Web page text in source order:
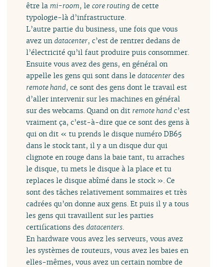
être la mi-room, lecore routing de cette
typologie-là d’infrastructure.
L’autre partie du business, une fois que vous
avez undatacenter, c’est de rentrer dedans de
l’électricité qu’il faut produire puis consommer.
Ensuite vous avez des gens, en général on
appelle les gens qui sont dans ledatacenter des
remote hand, ce sont des gens dont le travail est
d’aller intervenir sur les machines en général
sur des webcams. Quand on dit remote hand c’est
vraiment ça, c’est-à-dire que ce sont des gens à
qui on dit « tu prends le disque numéro DB65
dans le stock tant, il y a un disque dur qui
clignote en rouge dans la baie tant, tu arraches
le disque, tu mets le disque à la place et tu
replaces le disque abîmé dans le stock ». Ce
sont des tâches relativement sommaires et très
cadrées qu’on donne aux gens. Et puis il y a tous
les gens qui travaillent sur les parties
certifications desdatacenters
En hardware vous avez les serveurs, vous avez
les systèmes de routeurs, vous avez les baies en
elles-mêmes, vous avez un certain nombre de